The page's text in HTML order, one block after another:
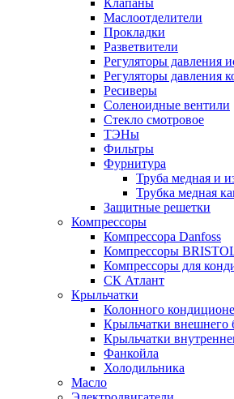
Клапаны
Маслоотделители
Прокладки
Разветвители
Регуляторы давления
Регуляторы давления
Ресиверы
Соленоидные вентили
Стекло смотровое
ТЭНы
Фильтры
Фурнитура
Труба медная и
Трубка медная
Защитные решетки
Компрессоры
Компрессора Danfoss
Компрессоры
Компрессоры для
СК Атлант
Крыльчатки
Колонного
Крыльчатки внешнего
Крыльчатки
Фанкойла
Холодильника
Масло